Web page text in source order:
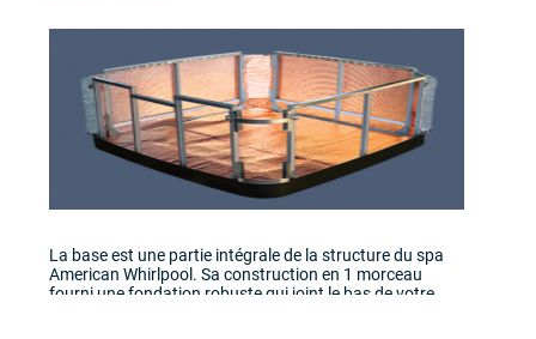
La base est une partie intégrale de la structure du spa
American Whirlpool. Sa construction en 1 morceau
fourni une fondation robuste qui joint le bas de votre